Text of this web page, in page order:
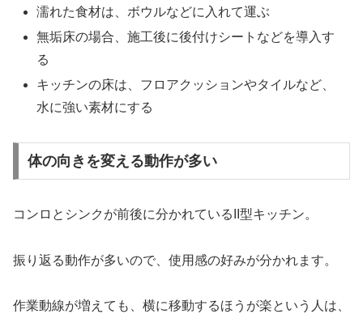
濡れた食材は、ボウルなどに入れて運ぶ
無垢床の場合、施工後に後付けシートなどを導入す
る
キッチンの床は、フロアクッションやタイルなど、
水に強い素材にする
体の向きを変える動作が多い
コンロとシンクが前後に分かれているII型キッチン。
振り返る動作が多いので、使用感の好みが分かれます。
作業動線が増えても、横に移動するほうが楽という人は、